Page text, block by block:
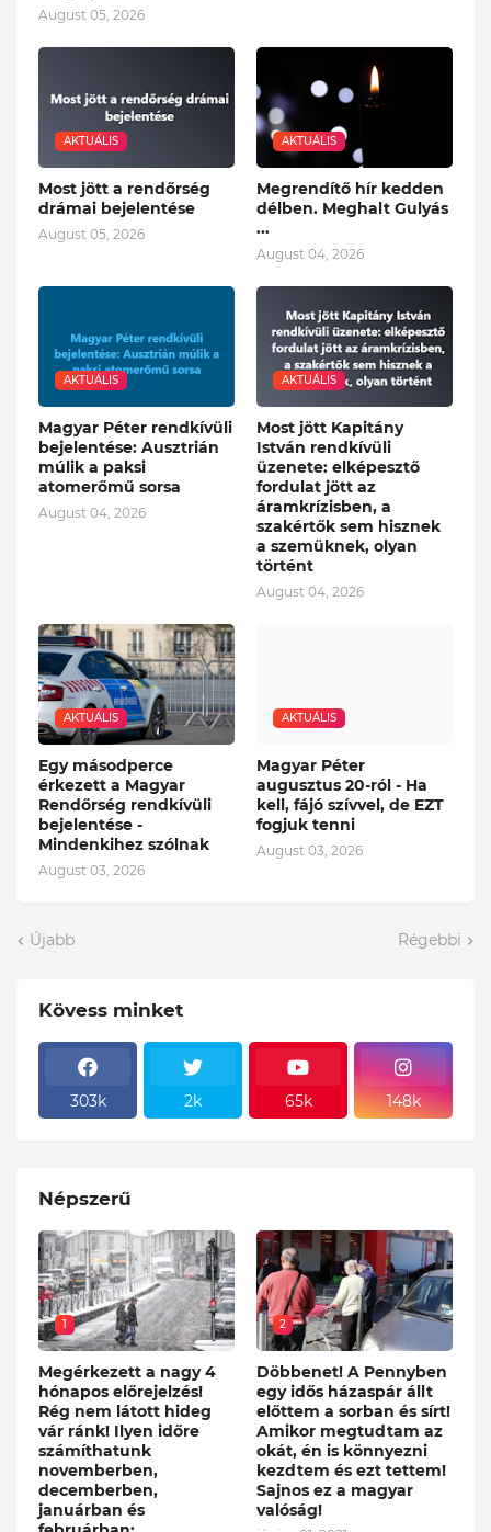
August 05, 2026
AKTUÁLIS
Most jött a rendőrség
drámai bejelentése
August 05, 2026
AKTUÁLIS
Megrendítő hír kedden
délben. Meghalt Gulyás
...
August 04, 2026
AKTUÁLIS
Magyar Péter rendkívüli
bejelentése: Ausztrián
múlik a paksi
atomerőmű sorsa
August 04, 2026
AKTUÁLIS
Most jött Kapitány
István rendkívüli
üzenete: elképesztő
fordulat jött az
áramkrízisben, a
szakértők sem hisznek
a szemüknek, olyan
történt
August 04, 2026
AKTUÁLIS
Egy másodperce
érkezett a Magyar
Rendőrség rendkívüli
bejelentése -
Mindenkihez szólnak
August 03, 2026
AKTUÁLIS
Magyar Péter
augusztus 20-ról - Ha
kell, fájó szívvel, de EZT
fogjuk tenni
August 03, 2026
Újabb Régebbi
Kövess minket
303k 2k 65k 148k
Népszerű
1
Megérkezett a nagy 4
hónapos előrejelzés!
Rég nem látott hideg
vár ránk! Ilyen időre
számíthatunk
novemberben,
decemberben,
januárban és
2
Döbbenet! A Pennyben
egy idős házaspár állt
előttem a sorban és sírt!
Amikor megtudtam az
okát, én is könnyezni
kezdtem és ezt tettem!
Sajnos ez a magyar
valóság!